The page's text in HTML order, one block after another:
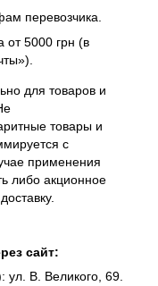
перевозчика.
от 5000 грн (в
для товаров и
товары и
с
применения
либо акционное
сайт:
ул. В. Великого, 69.